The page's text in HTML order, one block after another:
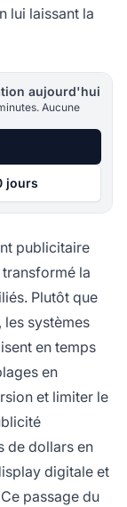
lui laissant la
aujourd'hui
Aucune
jours
publicitaire
la
Plutôt que
systèmes
en temps
en
et limiter le
de dollars en
digitale et
passage du